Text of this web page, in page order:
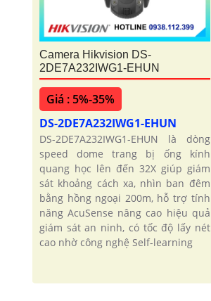
Camera Hikvision DS-
2DE7A232IWG1-EHUN
Giá : 5%-35%
DS-2DE7A232IWG1-EHUN
DS-2DE7A232IWG1-EHUN là dòng
speed dome trang bị ống kính
quang học lên đến 32X giúp giám
sát khoảng cách xa, nhìn ban đêm
bằng hồng ngoại 200m, hỗ trợ tính
năng AcuSense nâng cao hiệu quả
giám sát an ninh, có tốc độ lấy nét
cao nhờ công nghệ Self-learning